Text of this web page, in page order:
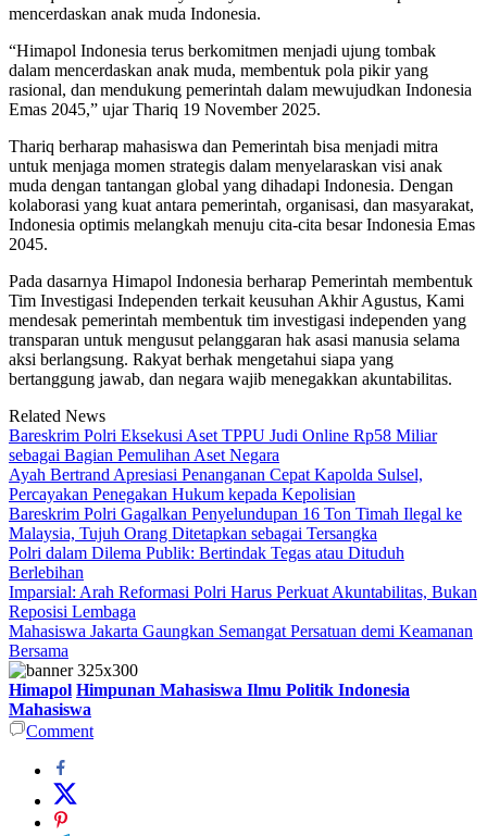
mencerdaskan anak muda Indonesia.
“Himapol Indonesia terus berkomitmen menjadi ujung tombak
dalam mencerdaskan anak muda, membentuk pola pikir yang
rasional, dan mendukung pemerintah dalam mewujudkan Indonesia
Emas 2045,” ujar Thariq 19 November 2025.
Thariq berharap mahasiswa dan Pemerintah bisa menjadi mitra
untuk menjaga momen strategis dalam menyelaraskan visi anak
muda dengan tantangan global yang dihadapi Indonesia. Dengan
kolaborasi yang kuat antara pemerintah, organisasi, dan masyarakat,
Indonesia optimis melangkah menuju cita-cita besar Indonesia Emas
2045.
Pada dasarnya Himapol Indonesia berharap Pemerintah membentuk
Tim Investigasi Independen terkait keusuhan Akhir Agustus, Kami
mendesak pemerintah membentuk tim investigasi independen yang
transparan untuk mengusut pelanggaran hak asasi manusia selama
aksi berlangsung. Rakyat berhak mengetahui siapa yang
bertanggung jawab, dan negara wajib menegakkan akuntabilitas.
Related News
Bareskrim Polri Eksekusi Aset TPPU Judi Online Rp58 Miliar
sebagai Bagian Pemulihan Aset Negara
Ayah Bertrand Apresiasi Penanganan Cepat Kapolda Sulsel,
Percayakan Penegakan Hukum kepada Kepolisian
Bareskrim Polri Gagalkan Penyelundupan 16 Ton Timah Ilegal ke
Malaysia, Tujuh Orang Ditetapkan sebagai Tersangka
Polri dalam Dilema Publik: Bertindak Tegas atau Dituduh
Berlebihan
Imparsial: Arah Reformasi Polri Harus Perkuat Akuntabilitas, Bukan
Reposisi Lembaga
Mahasiswa Jakarta Gaungkan Semangat Persatuan demi Keamanan
Bersama
Himapol Himpunan Mahasiswa Ilmu Politik Indonesia
Mahasiswa
Comment